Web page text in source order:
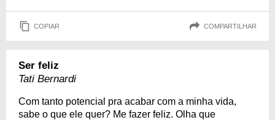
COPIAR COMPARTILHAR
Ser feliz
Tati Bernardi
Com tanto potencial pra acabar com a minha vida,
sabe o que ele quer? Me fazer feliz. Olha que